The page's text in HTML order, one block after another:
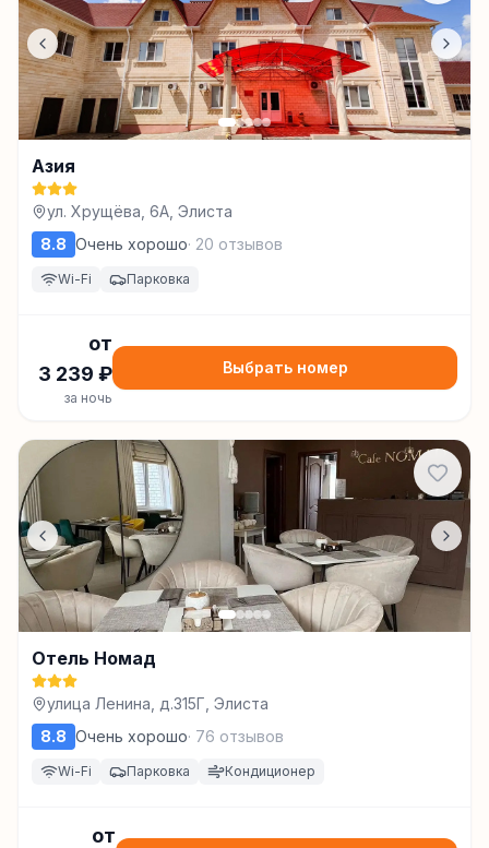
Азия
ул. Хрущёва, 6А, Элиста
8.8 Очень хорошо· 20 отзывов
Wi-Fi Парковка
от
3 239 ₽
за ночь
Выбрать номер
Отель Номад
улица Ленина, д.315Г, Элиста
8.8 Очень хорошо· 76 отзывов
Wi-Fi Парковка Кондиционер
от